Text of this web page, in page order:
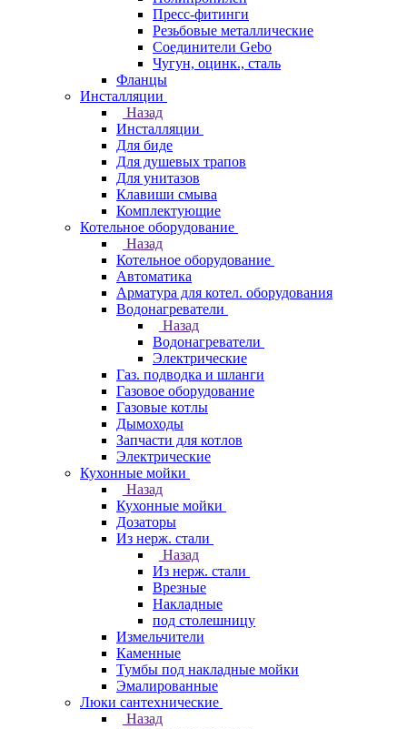
Пресс-фитинги
Резьбовые металлические
Соединители Gebo
Чугун, оцинк., сталь
Фланцы
Инсталляции
Назад
Инсталляции
Для биде
Для душевых трапов
Для унитазов
Клавиши смыва
Комплектующие
Котельное оборудование
Назад
Котельное оборудование
Автоматика
Арматура для котел. оборудования
Водонагреватели
Назад
Водонагреватели
Электрические
Газ. подводка и шланги
Газовое оборудование
Газовые котлы
Дымоходы
Запчасти для котлов
Электрические
Кухонные мойки
Назад
Кухонные мойки
Дозаторы
Из нерж. стали
Назад
Из нерж. стали
Врезные
Накладные
под столешницу
Измельчители
Каменные
Тумбы под накладные мойки
Эмалированные
Люки сантехнические
Назад